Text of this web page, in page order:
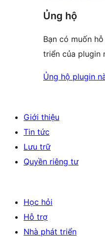
Ủng hộ
Bạn có muốn
triển của plugin
Ủng hộ plugin
Giới thiệu
Tin tức
Lưu trữ
Quyền riêng tư
Học hỏi
Hỗ trợ
Nhà phát triển